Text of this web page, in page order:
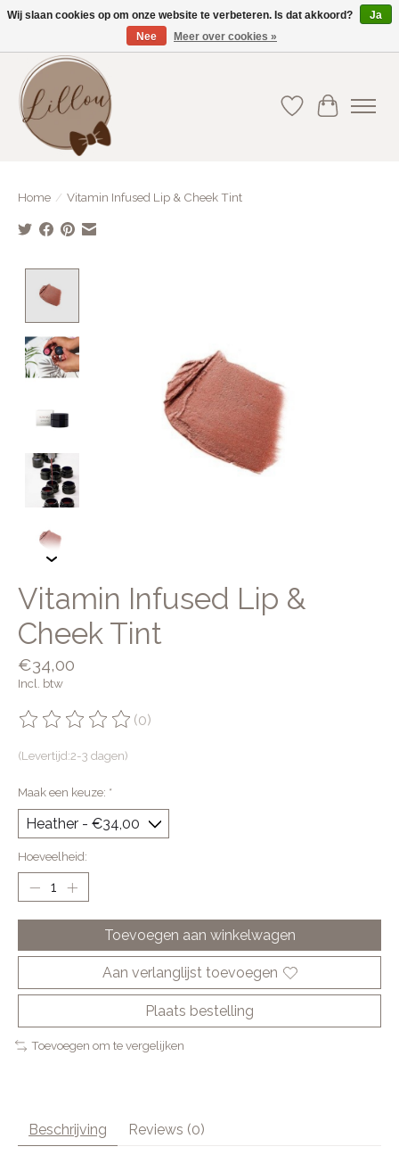
Gratis verzending vanaf €75(BE) en €100(NL)
Verlanglijst
Home / Vitamin Infused Lip & Cheek Tint
Vitamin Infused Lip &
Cheek Tint
€34,00
Incl. btw
De beoordeling van dit product is
(0)
(Levertijd:2-3 dagen)
Maak een keuze: *
Hoeveelheid:
Toevoegen aan winkelwagen
Aan verlanglijst toevoegen
Plaats bestelling
Toevoegen om te vergelijken
Beschrijving Reviews (0)
Wij slaan cookies op om onze website te verbeteren. Is dat akkoord?
Ja
Nee
Meer over cookies »